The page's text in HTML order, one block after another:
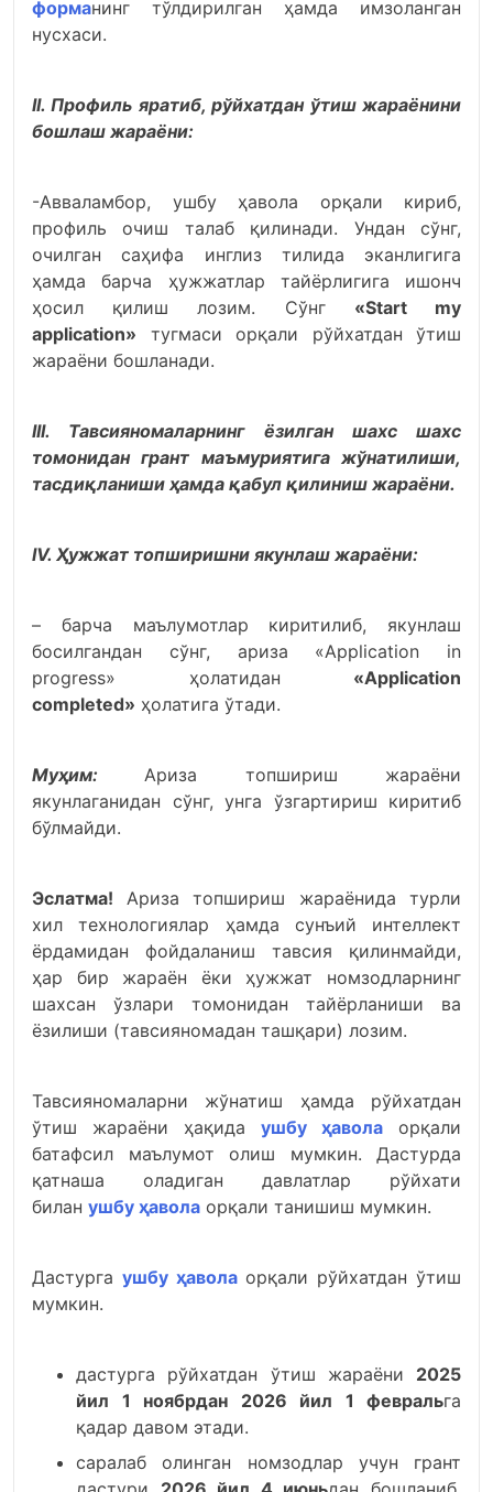
форманинг тўлдирилган ҳамда имзоланган
нусхаси.
II. Профиль яратиб, рўйхатдан ўтиш жараёнини
бошлаш жараёни:
-Авваламбор, ушбу ҳавола орқали кириб,
профиль очиш талаб қилинади. Ундан сўнг,
очилган саҳифа инглиз тилида эканлигига
ҳамда барча ҳужжатлар тайёрлигига ишонч
ҳосил қилиш лозим. Сўнг «Start my
application» тугмаси орқали рўйхатдан ўтиш
жараёни бошланади.
III. Тавсияномаларнинг ёзилган шахс шахс
томонидан грант маъмуриятига жўнатилиши,
тасдиқланиши ҳамда қабул қилиниш жараёни.
IV. Ҳужжат топширишни якунлаш жараёни:
– барча маълумотлар киритилиб, якунлаш
босилгандан сўнг, ариза «Application in
progress» ҳолатидан «Application
completed» ҳолатига ўтади.
Муҳим:Ариза топшириш жараёни
якунлаганидан сўнг, унга ўзгартириш киритиб
бўлмайди.
Эслатма! Ариза топшириш жараёнида турли
хил технологиялар ҳамда сунъий интеллект
ёрдамидан фойдаланиш тавсия қилинмайди,
ҳар бир жараён ёки ҳужжат номзодларнинг
шахсан ўзлари томонидан тайёрланиши ва
ёзилиши (тавсияномадан ташқари) лозим.
Тавсияномаларни жўнатиш ҳамда рўйхатдан
ўтиш жараёни ҳақида ушбу ҳавола орқали
батафсил маълумот олиш мумкин. Дастурда
қатнаша оладиган давлатлар рўйхати
билан ушбу ҳавола орқали танишиш мумкин.
Дастурга ушбу ҳаволаорқали рўйхатдан ўтиш
мумкин.
дастурга рўйхатдан ўтиш жараёни 2025
йил 1 ноябрдан 2026 йил 1 февральга
қадар давом этади.
саралаб олинган номзодлар учун грант